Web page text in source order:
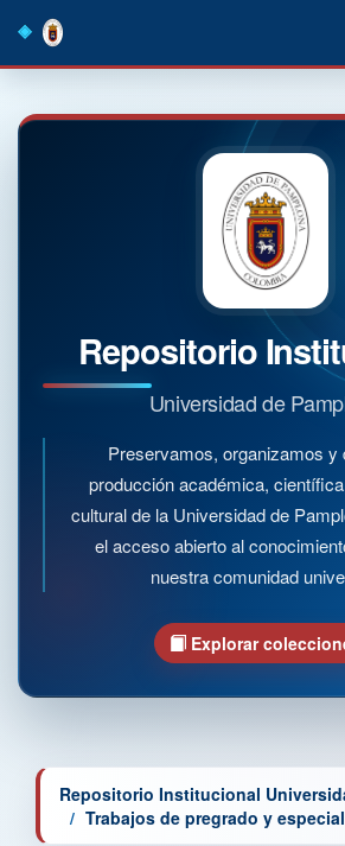
navigation
Repositorio
Universidad de
Preservamos, organizamos y
producción académica,
cultural de la Universidad de
el acceso abierto al
nuestra comunidad
Explorar
Repositorio Institucional
Trabajos de pregrado y